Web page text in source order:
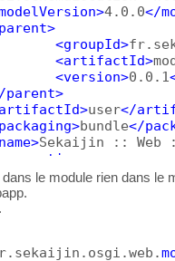
>4.0.0</
>
<groupId>
<artifactId>
<version>0.0.1
parent>
>user</
>bundle</
>Sekaijin :: Web
<module.name >
properties
le module rien dans le